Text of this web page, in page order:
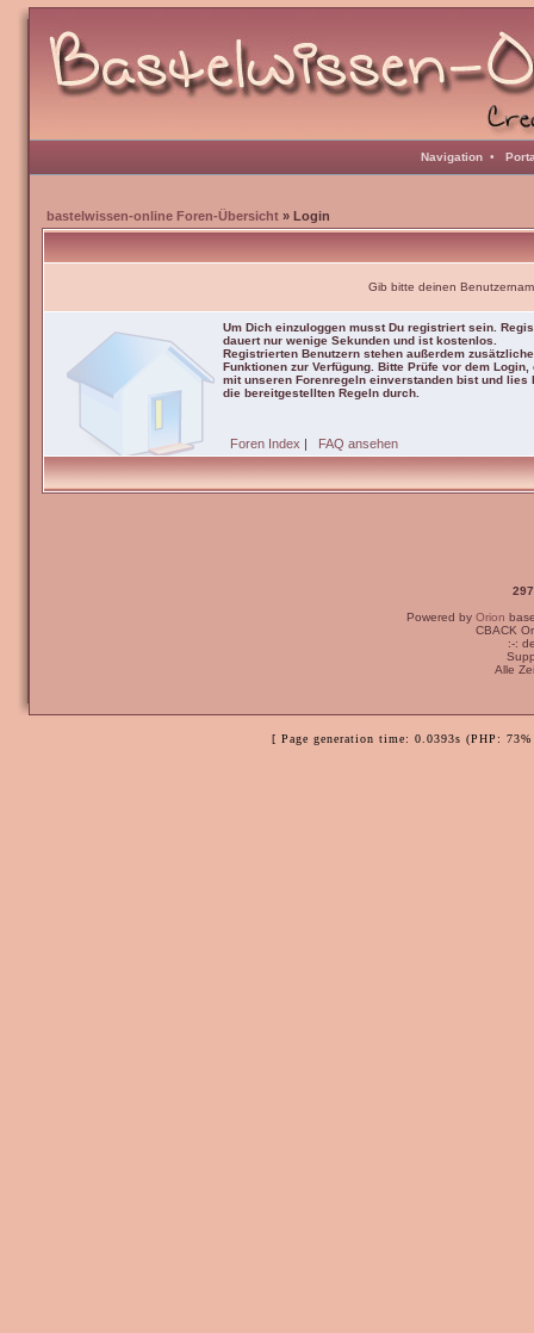
Navigation •
bastelwissen-online Foren-Übersicht » Login
Gib bitte deinen
Um Dich einzuloggen musst Du registriert sein.
dauert nur wenige Sekunden und ist kostenlos.
Registrierten Benutzern stehen außerdem zusätzliche
Funktionen zur Verfügung. Bitte Prüfe vor dem Login,
mit unseren Forenregeln einverstanden bist und lies
die bereitgestellten Regeln durch.
Foren Index | FAQ ansehen
Powered by Orion
CBACK
:-:
Alle
[ Page generation time: 0.0393s (PHP: